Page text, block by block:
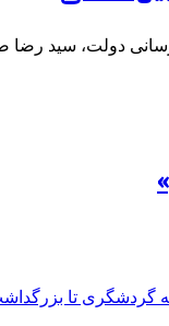
رضا صالحی‌امیری، دوشنبه